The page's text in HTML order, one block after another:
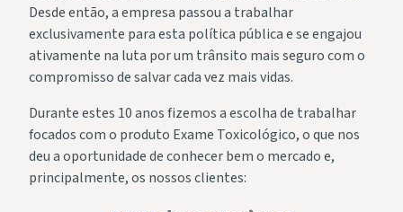
Desde então, a empresa passou a trabalhar
exclusivamente para esta política pública e se engajou
ativamente na luta por um trânsito mais seguro com o
compromisso de salvar cada vez mais vidas.
Durante estes 10 anos fizemos a escolha de trabalhar
focados com o produto Exame Toxicológico, o que nos
deu a oportunidade de conhecer bem o mercado e,
principalmente, os nossos clientes: